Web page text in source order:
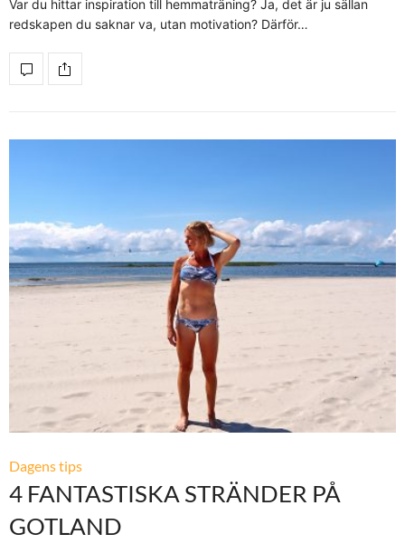
Var du hittar inspiration till hemmaträning? Ja, det är ju sällan
redskapen du saknar va, utan motivation? Därför…
Dagens tips
4 FANTASTISKA STRÄNDER PÅ
GOTLAND